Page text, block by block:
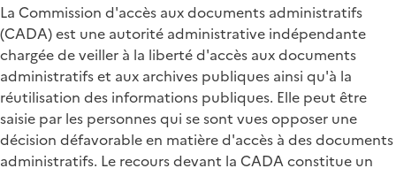
La Commission d'accès aux documents administratifs
(CADA) est une autorité administrative indépendante
chargée de veiller à la liberté d'accès aux documents
administratifs et aux archives publiques ainsi qu'à la
réutilisation des informations publiques. Elle peut être
saisie par les personnes qui se sont vues opposer une
décision défavorable en matière d'accès à des documents
administratifs. Le recours devant la CADA constitue un